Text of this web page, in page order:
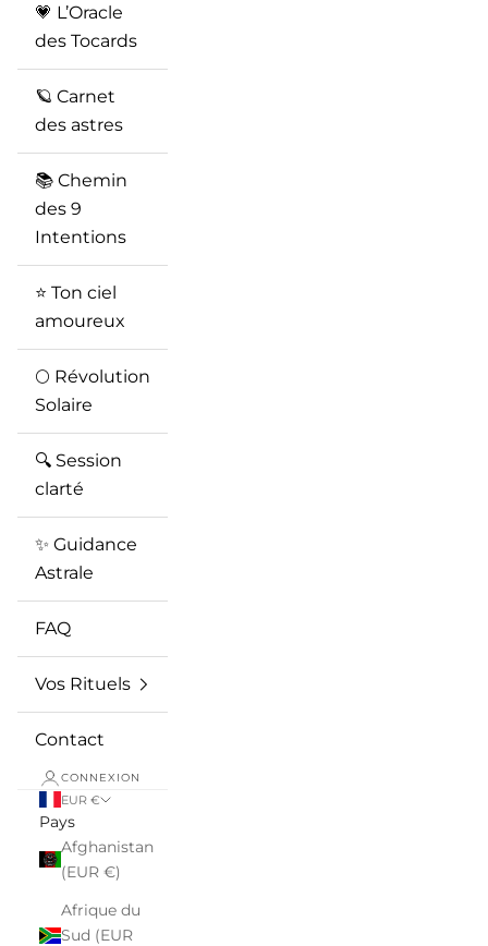
💗 L’Oracle
des Tocards
🪐 Carnet
des astres
📚 Chemin
des 9
Intentions
⭐️ Ton ciel
amoureux
🌕 Révolution
Solaire
🔍 Session
clarté
✨ Guidance
Astrale
FAQ
Vos Rituels
Contact
CONNEXION
EUR €
Pays
Afghanistan
(EUR €)
Afrique du
Sud (EUR